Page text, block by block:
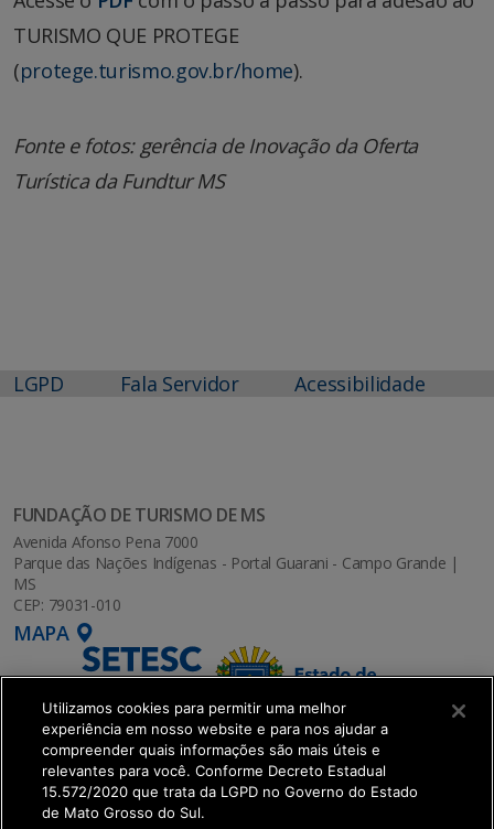
TURISMO QUE PROTEGE
(protege.turismo.gov.br/home).
Fonte e fotos: gerência de Inovação da Oferta
Turística da Fundtur MS
LGPD Fala Servidor Acessibilidade
FUNDAÇÃO DE TURISMO DE MS
Avenida Afonso Pena 7000
Parque das Nações Indígenas - Portal Guarani - Campo Grande |
MS
CEP: 79031-010
MAPA
Utilizamos cookies para permitir uma melhor
experiência em nosso website e para nos ajudar a
compreender quais informações são mais úteis e
relevantes para você. Conforme Decreto Estadual
15.572/2020 que trata da LGPD no Governo do Estado
de Mato Grosso do Sul.